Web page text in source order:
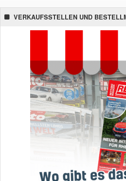
VERKAUFSSTELLEN UND